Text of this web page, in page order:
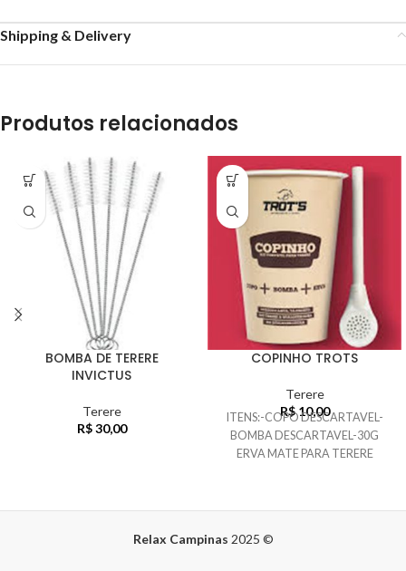
Shipping & Delivery
Produtos relacionados
BOMBA DE TERERE
INVICTUS
Terere
R$30,00
COPINHO TROTS
Terere
R$10,00
ITENS:-COPO DESCARTAVEL-
BOMBA DESCARTAVEL-30G
ERVA MATE PARA TERERE
Relax Campinas 2025 ©